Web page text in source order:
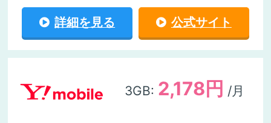
詳細を見る 公式サイト
3GB: 2,178円 /月